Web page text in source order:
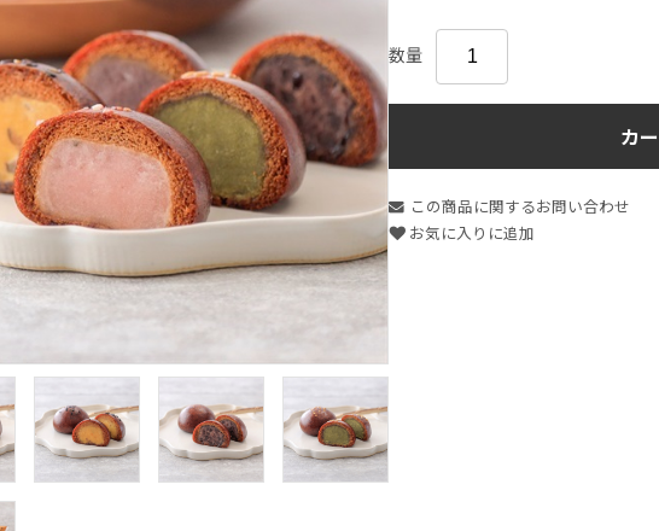
数量
カ
この商品に関するお問い合わせ
お気に入りに追加